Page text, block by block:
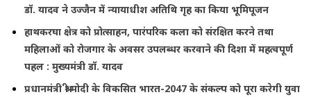
डॉ. यादव ने उज्जैन में न्यायाधीश अतिथि गृह का किया भूमिपूजन
हाथकरघा क्षेत्र को प्रोत्साहन, पारंपरिक कला को संरक्षित करने तथा
महिलाओं को रोजगार के अवसर उपलब्धर करवाने की दिशा में महत्वपूर्ण
पहल : मुख्यमंत्री डॉ. यादव
प्रधानमंत्री श्री मोदी के विकसित भारत-2047 के संकल्प को पूरा करेगी युवा